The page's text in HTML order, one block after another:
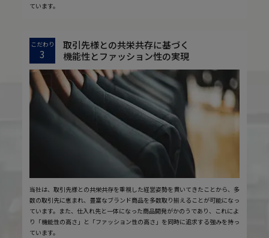
ています。
こだわり
3
取引先様との共栄共存に基づく
機能性とファッション性の実現
当社は、取引先様との共栄共存を重視した経営姿勢を貫いてきたことから、多
数の取引先に恵まれ、豊富なブランド商品を多数取り揃えることが可能になっ
ています。また、仕入れ先と一体になった商品開発がかのうであり、これによ
り「機能性の高さ」と「ファッション性の高さ」を同時に追求する強みを持っ
ています。